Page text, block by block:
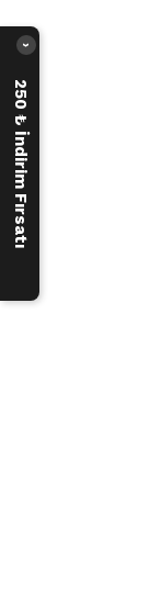
250 ₺ İndirim Fırsatı
›